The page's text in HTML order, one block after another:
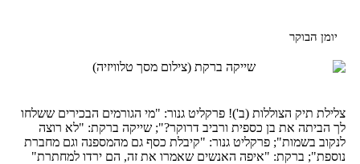
יומן הבוקר
צלילת תיק הצוללות (ב')! פרקליט גנור: "מי הגורמים הבכירים ששלחו
לך הביתה את בן כספית ורביב דרוקר?"; שייקה ברקת: "לא רוצה
לנקוב בשמות"; פרקליט גנור: "קיבלת כסף גם מהמספנה וגם מחברת
נוספת"; ברקת: "איפה האנשים שאמרו את זה, הם ירדו למחתרת"